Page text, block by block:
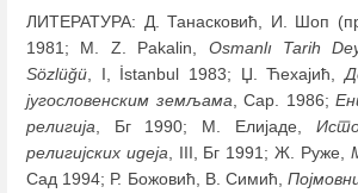
ЛИТЕРАТУРА: Д. Танасковић, И. Шоп
1981; M. Z. Pakalin, Osmanlı Tarih
Sözlüğü , I, İstanbul 1983; Џ. Ћехајић,
југословенским земљама , Сар. 1986;
религија , Бг 1990; M. Елијаде,
религијских идеја , III, Бг 1991; Ж. Руже,
Сад 1994; Р. Божовић, В. Симић,